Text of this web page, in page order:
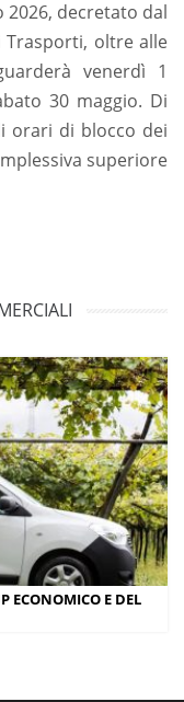
2026, decretato dal
oltre alle
venerdì 1
30 maggio. Di
orari di blocco dei
superiore
ECONOMICO E DEL